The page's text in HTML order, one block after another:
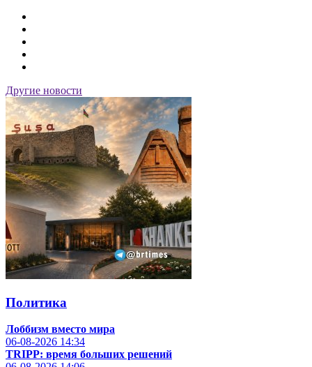
Другие новости
Политика
Лоббизм вместо мира
06-08-2026 14:34
TRIPP: время больших решений